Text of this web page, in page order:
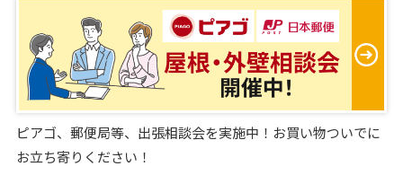
ピアゴ、郵便局等、出張相談会を実施中！お買い物ついでに
お立ち寄りください！